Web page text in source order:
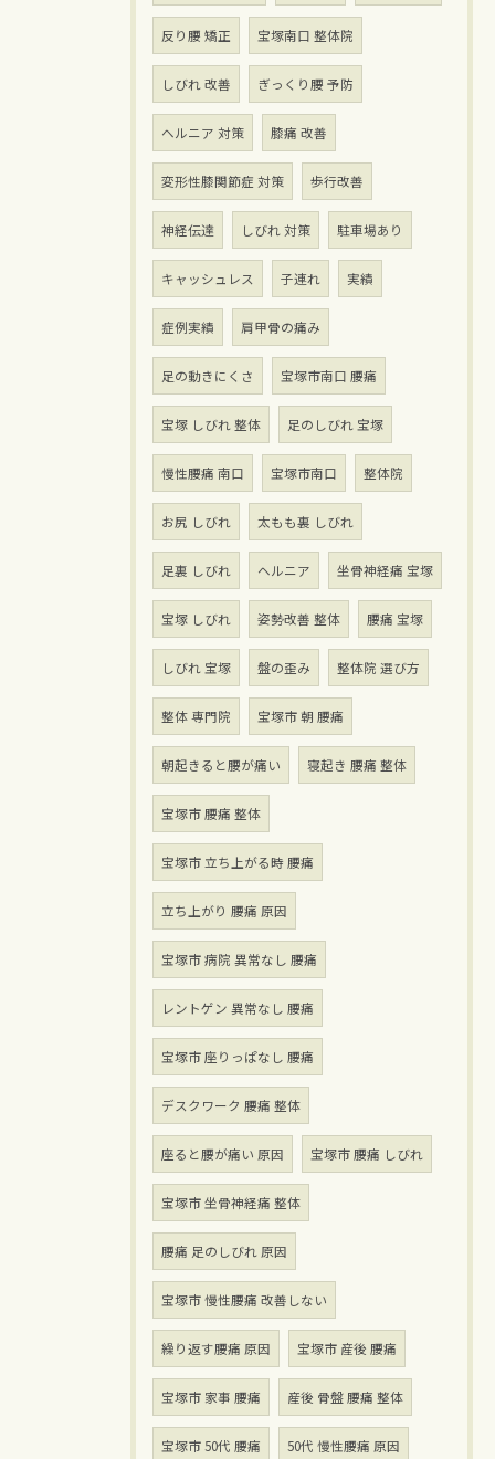
反り腰 矯正 宝塚南口 整体院
しびれ 改善 ぎっくり腰 予防
ヘルニア 対策 膝痛 改善
変形性膝関節症 対策 歩行改善
神経伝達 しびれ 対策 駐車場あり
キャッシュレス 子連れ 実績
症例実績 肩甲骨の痛み
足の動きにくさ 宝塚市南口 腰痛
宝塚 しびれ 整体 足のしびれ 宝塚
慢性腰痛 南口 宝塚市南口 整体院
お尻 しびれ 太もも裏 しびれ
足裏 しびれ ヘルニア 坐骨神経痛 宝塚
宝塚 しびれ 姿勢改善 整体 腰痛 宝塚
しびれ 宝塚 盤の歪み 整体院 選び方
整体 専門院 宝塚市 朝 腰痛
朝起きると腰が痛い 寝起き 腰痛 整体
宝塚市 腰痛 整体
宝塚市 立ち上がる時 腰痛
立ち上がり 腰痛 原因
宝塚市 病院 異常なし 腰痛
レントゲン 異常なし 腰痛
宝塚市 座りっぱなし 腰痛
デスクワーク 腰痛 整体
座ると腰が痛い 原因 宝塚市 腰痛 しびれ
宝塚市 坐骨神経痛 整体
腰痛 足のしびれ 原因
宝塚市 慢性腰痛 改善しない
繰り返す腰痛 原因 宝塚市 産後 腰痛
宝塚市 家事 腰痛 産後 骨盤 腰痛 整体
宝塚市 50代 腰痛 50代 慢性腰痛 原因